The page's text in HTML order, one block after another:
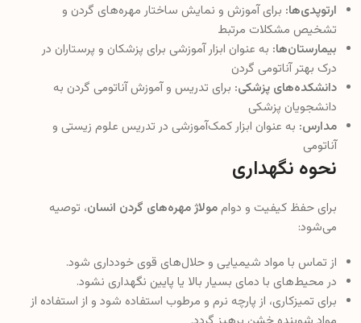
ارتوپدی‌ها: برای آموزش و نمایش ساختار مهره‌های گردن و
تشخیص مشکلات مرتبط
بیمارستان‌ها: به عنوان ابزار آموزشی برای پزشکان و پرستاران در
درک بهتر آناتومی گردن
دانشکده‌های پزشکی: برای تدریس و آموزش آناتومی گردن به
دانشجویان پزشکی
مدارس: به عنوان ابزار کمک‌آموزشی در تدریس علوم زیستی و
آناتومی
نحوه نگهداری
برای حفظ کیفیت و دواممولاژ مهره‌های گردن انسان، توصیه
می‌شود:
از تماس با مواد شیمیایی و حلال‌های قوی خودداری شود.
در محیط‌های با دمای بسیار بالا یا پایین نگهداری نشود.
برای تمیزکاری، از پارچه نرم و مرطوب استفاده شود و از استفاده از